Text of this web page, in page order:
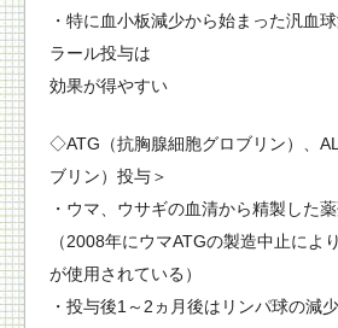
・特に血小板減少から始まった汎血
ラール投与は
効果が得やすい
◇ATG（抗胸腺細胞グロブリン）、
ブリン）投与＞
・ウマ、ウサギの血清から精製した
（2008年にウマATGの製造中止によ
が使用されている）
・投与後1～2ヵ月後はリンパ球の減